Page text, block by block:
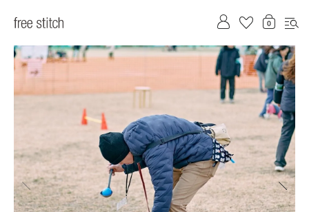
前へ 次へ